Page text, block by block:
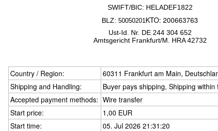
SWIFT/BIC: HELADEF1822
BLZ: 50050201KTO: 200663763
Ust-Id. Nr. DE 244 304 652
Amtsgericht Frankfurt/M. HRA 42732
Country / Region:
60311 Frankfurt am Main,
Shipping and Handling:
Buyer pays shipping, Shipping
Accepted payment methods: Wire transfer
Start price:
1,00 EUR
Start time:
05. Jul 2026 21:31:20